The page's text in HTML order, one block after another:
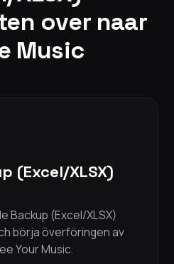
over naar
Music
(Excel/XLSX)
Backup (Excel/XLSX)
börja överföringen av
Your Music.